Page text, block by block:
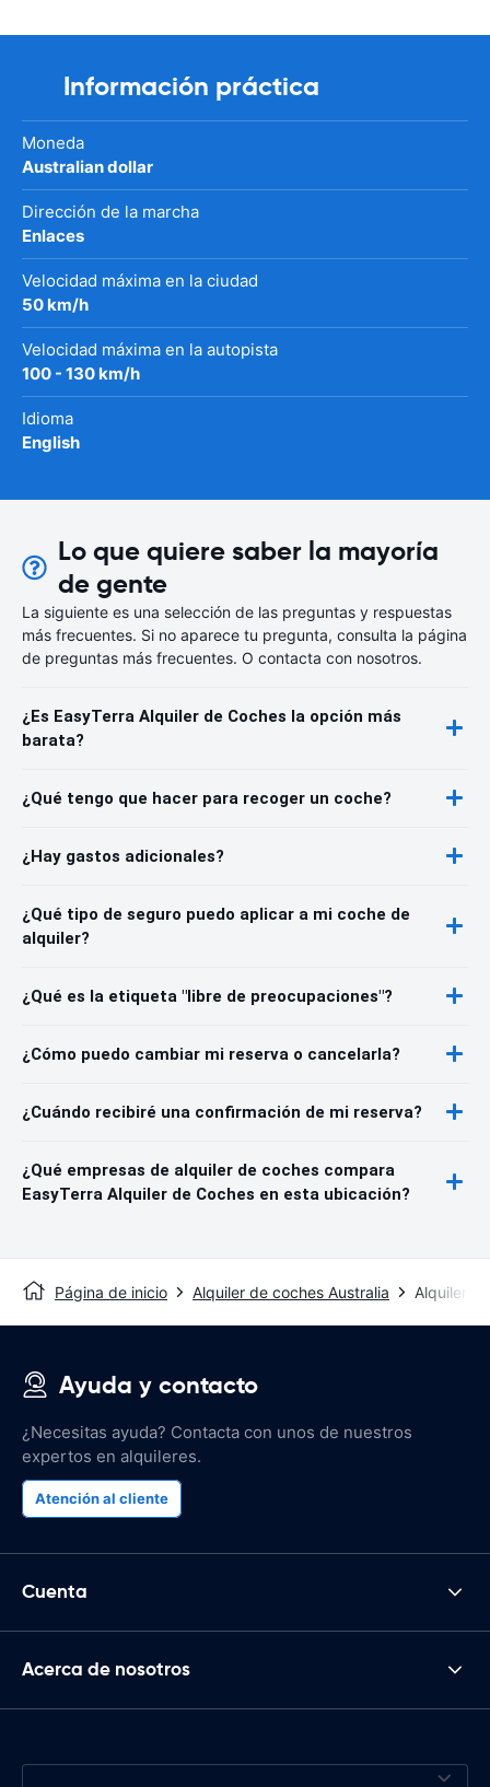
Información práctica
Moneda
Australian dollar
Dirección de la marcha
Enlaces
Velocidad máxima en la ciudad
50 km/h
Velocidad máxima en la autopista
100 - 130 km/h
Idioma
English
Lo que quiere saber la mayoría
de gente
La siguiente es una selección de las preguntas y respuestas
más frecuentes. Si no aparece tu pregunta, consulta la página
de preguntas más frecuentes. O contacta con nosotros.
¿Es EasyTerra Alquiler de Coches la opción más
barata?
¿Qué tengo que hacer para recoger un coche?
¿Hay gastos adicionales?
¿Qué tipo de seguro puedo aplicar a mi coche de
alquiler?
¿Qué es la etiqueta "libre de preocupaciones"?
¿Cómo puedo cambiar mi reserva o cancelarla?
¿Cuándo recibiré una confirmación de mi reserva?
¿Qué empresas de alquiler de coches compara
EasyTerra Alquiler de Coches en esta ubicación?
Página de inicio Alquiler de coches Australia Alquiler
Ayuda y contacto
¿Necesitas ayuda? Contacta con unos de nuestros
expertos en alquileres.
Atención al cliente
Cuenta
Acerca de nosotros